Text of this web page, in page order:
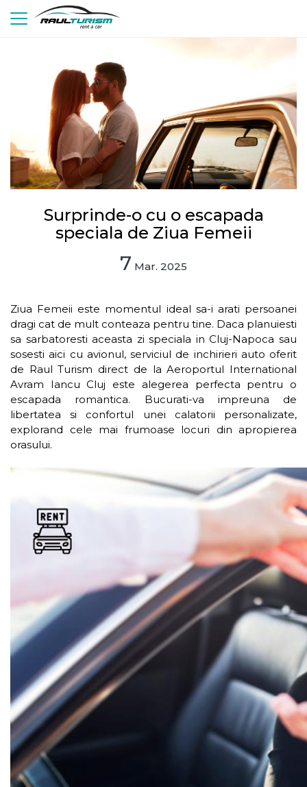
Surprinde-o cu o escapada
speciala de Ziua Femeii
7 Mar. 2025
Ziua Femeii este momentul ideal sa-i arati persoanei
dragi cat de mult conteaza pentru tine. Daca planuiesti
sa sarbatoresti aceasta zi speciala in Cluj-Napoca sau
sosesti aici cu avionul, serviciul de inchirieri auto oferit
de Raul Turism direct de la Aeroportul International
Avram Iancu Cluj este alegerea perfecta pentru o
escapada romantica. Bucurati-va impreuna de
libertatea si confortul unei calatorii personalizate,
explorand cele mai frumoase locuri din apropierea
orasului.